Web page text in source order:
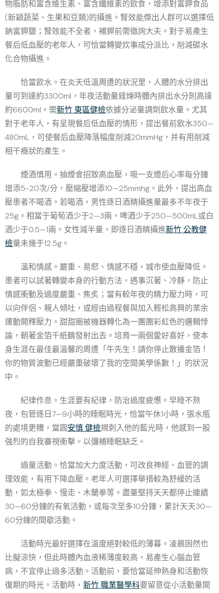
物脂肪和富含維生素、富含纖維素的飲食，增添對富鉀食品
(新穎蔬菜、生果和豆類)的攝進。腎效能傑出人群可以選擇低
鈉富鉀鹽；腎效能不全者，補鉀前需徵詢大夫。對于易產生
餐后低血壓的老年人，可恰當轉變炊事成分派比，削減碳水
化合物攝進。
恰當飲水。在炎天低溫周遭的狀況里，人體的水分排出
量可到達約3300ml，年夜活動量錘煉時體內排出水分則高達
約6600ml。需新竹 東區健檢依據分泌量調劑飲水量。尤其
對于老年人，有呈現餐后低血壓的情形，提出餐前飲水350—
480mL，可使餐后血壓降落幅度削減20mmHg，并有用削減
相干癥狀的產生。
煙酒慎用。抽煙會招致高血壓，吸一支煙后心率每分鐘
增添5-20次/分，壓縮壓增添10—25mmhg。此外，提出高血
壓患者不喝酒。若喝酒，男性逐日酒精攝進量最多不年夜于
25g。相當于葡萄酒少于2—3兩，啤酒少于250—500mL或白
酒少于0.5—1兩。女性減半量，即逐日酒精攝進新竹 公教健
檢量未幾于12.5g。
溫和情感。嚴重、易怒、情感不穩，城市使血壓降低。
患者可以試著轉變本身的行動方法，遇事沉著、冷靜，防止
情感衝動及過度嚴重、焦炙；當有較年夜的精力壓力時，可
以向伴侶、親人傾吐，或經由過程餐與加入輕松高興的業余
運動開釋壓力。甜甜圈被機器轉化為一團團彩虹色的邏輯悖
論，朝著金箔千紙鶴發射出去。培育一兩個愛好喜好，使本
身生涯在最佳最溫馨的周遭「牛先生！請你停止散播金箔！
你的物質波動已經嚴重破壞了我的空間美學係數！」的狀況
中。
紀律作息。生涯要有紀律，防治過度疲憊。早睡不熬
夜，包管逐日7—9小時的睡眠時光，恰當午休1小時，張水瓶
的處境更糟，當圓安慎 健檢規刺入他的藍光時，他感到一股
強烈的自我審視衝擊。以彌補睡眠缺乏。
過量活動。恰當加大力度活動，可改良神經、血管的調
理效能，有用下降血壓。老年人可選擇舉措較為舒緩的活
動，如太極拳、慢走、木蘭拳等。盡量堅持天天都停止連續
30—60分鐘的有氧活動，或每次至多10分鐘，累計天天30—
60分鐘的間歇活動。
活動時光最好選擇在溫度絕對較低的薄暮。凌晨固然也
比擬涼快，但此時體內血液稀薄度較高，易產生心腦血管
病，不宜停止過多活動。活動前，要恰當延伸熱身和活動恢
復期的時光。活動時， 新竹 職業醫學科要留意從小活動量開